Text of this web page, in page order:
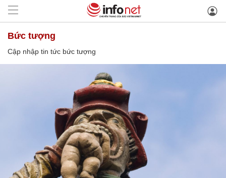
bức tượng
Cập nhập tin tức bức tượng